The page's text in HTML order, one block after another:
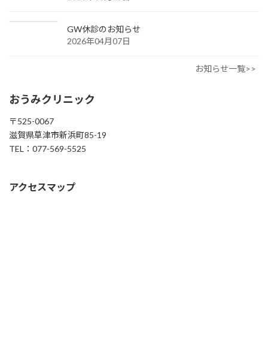
GW休診のお知らせ
2026年04月07日
お知らせ一覧>>
おうみクリニック
〒525-0067
滋賀県草津市新浜町85-19
TEL：077-569-5525
アクセスマップ